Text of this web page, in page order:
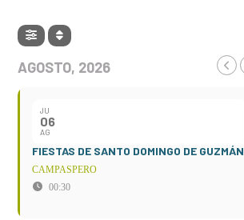
AGOSTO, 2026
JU
06
AG
FIESTAS DE SANTO DOMINGO DE GUZMÁN
CAMPASPERO
00:30